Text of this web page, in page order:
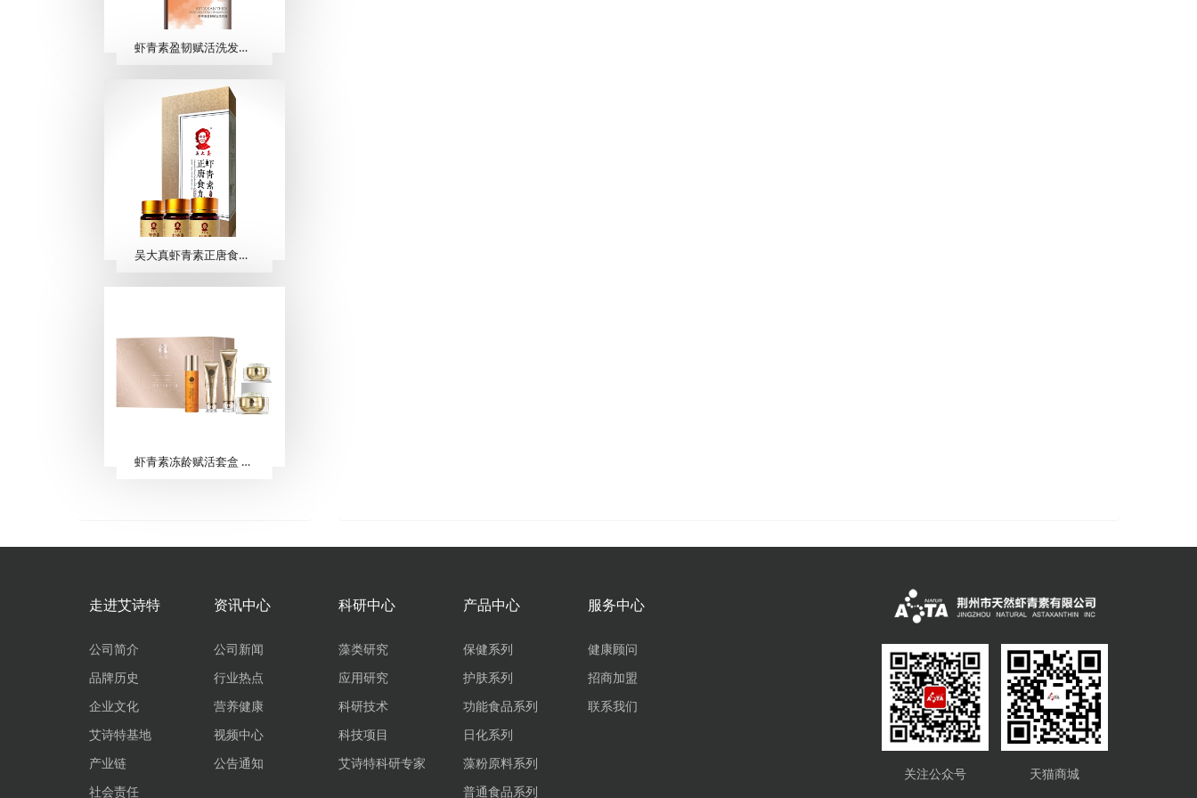
虾青素盈韧赋活洗发露 500ml
吴大真虾青素正唐食丸 （40粒/瓶×3瓶）
虾青素冻龄赋活套盒 （5件套）
走进艾诗特
公司简介
品牌历史
企业文化
艾诗特基地
产业链
社会责任
资讯中心
公司新闻
行业热点
营养健康
视频中心
公告通知
科研中心
藻类研究
应用研究
科研技术
科技项目
艾诗特科研专家
产品中心
保健系列
护肤系列
功能食品系列
日化系列
藻粉原料系列
普通食品系列
服务中心
健康顾问
招商加盟
联系我们
关注公众号 天猫商城